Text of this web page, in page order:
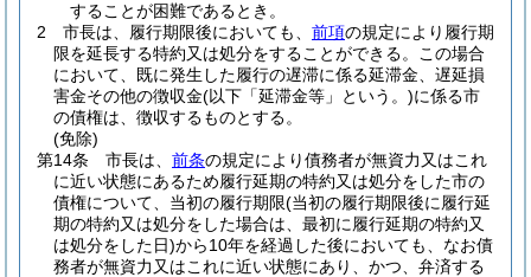
することが困難であるとき。
2
市長は、履行期限後においても、 前項の規定により履行期
限を延長する特約又は処分をすることができる。
この場合
において、既に発生した履行の遅滞に係る延滞金、遅延損
害金その他の徴収金(以下「延滞金等」という。)に係る市
の債権は、徴収するものとする。
(免除)
第14条
市長は、 前条の規定により債務者が無資力又はこれ
に近い状態にあるため履行延期の特約又は処分をした市の
債権について、当初の履行期限(当初の履行期限後に履行延
期の特約又は処分をした場合は、最初に履行延期の特約又
は処分をした日)から10年を経過した後においても、なお債
務者が無資力又はこれに近い状態にあり、かつ、弁済する